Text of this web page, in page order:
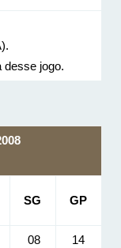
desse jogo.
SG GP
08 14